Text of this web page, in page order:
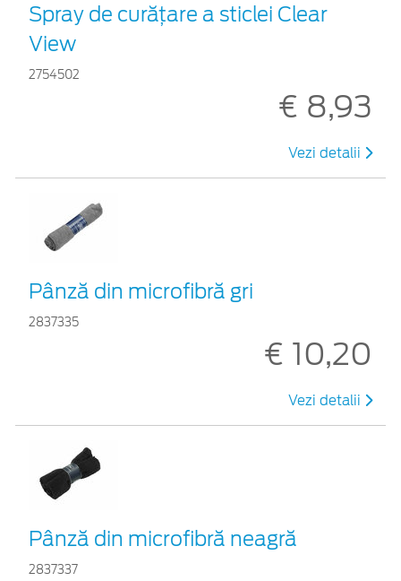
Spray de curățare a sticlei Clear
View
2754502
€ 8,93
Vezi detalii
Pânză din microfibră gri
2837335
€ 10,20
Vezi detalii
Pânză din microfibră neagră
2837337